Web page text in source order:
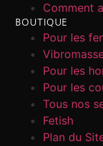
Comment
BOUTIQUE
Pour les
Pour les
Pour les
Tous nos
Fetish
Plan du